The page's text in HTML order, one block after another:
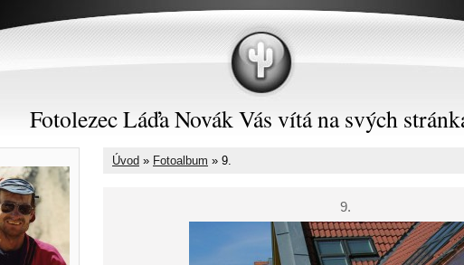
Fotolezec Láďa Novák Vás vítá na svých
Úvod » Fotoalbum » 9.
9.